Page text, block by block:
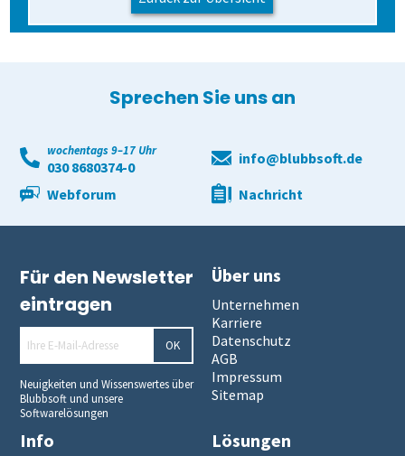
Sprechen Sie uns an
wochentags 9–17 Uhr
030 8680374-0
info@blubbsoft.de
Webforum
Nachricht
Für den Newsletter
eintragen
OK
Neuigkeiten und Wissenswertes über
Blubbsoft und unsere
Softwarelösungen
Über uns
Unternehmen
Karriere
Datenschutz
AGB
Impressum
Sitemap
Info Lösungen